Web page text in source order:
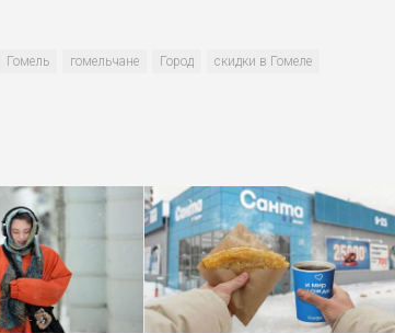
Гомель гомельчане Город
скидки в Гомеле